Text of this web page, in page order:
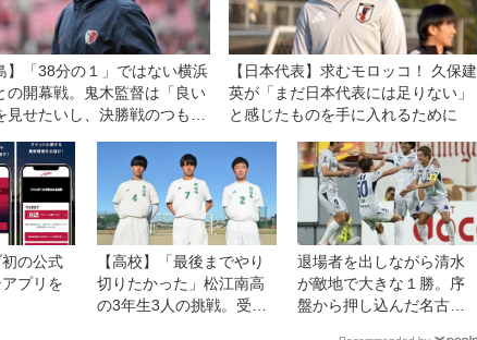
】「38分の１」ではない横浜
の開幕戦。鬼木監督は「良い
見せたいし、決勝戦のつもり
【日本代表】求むモロッコ！ 久保建
英が「まだ日本代表には足りない」
と感じたものを手に入れるために
初の公式
プリを
【高校】「最後までやり
切りたかった」松江南高
の3年生3人の挑戦。受験
退場者を出しながら清水
が敵地で大きな１勝。序
盤から押し込んだ名古屋